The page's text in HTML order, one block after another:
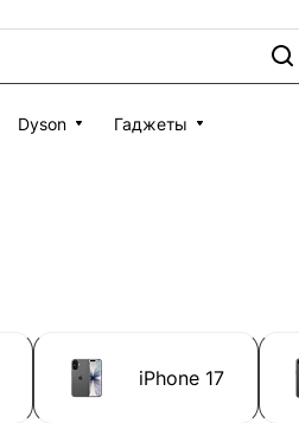
Dyson Гаджеты
iPhone 17